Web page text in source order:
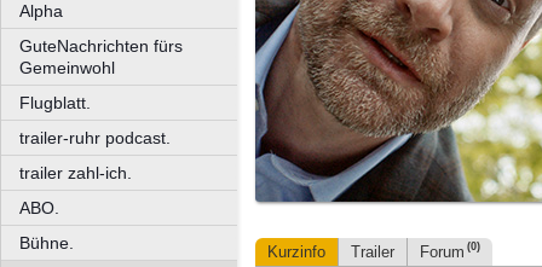
Alpha
GuteNachrichten fürs
Gemeinwohl
Flugblatt.
trailer-ruhr podcast.
trailer zahl-ich.
ABO.
Bühne.
Kurzinfo Trailer Forum (0)